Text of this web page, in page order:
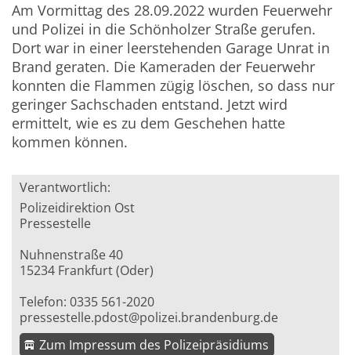
Am Vormittag des 28.09.2022 wurden Feuerwehr
und Polizei in die Schönholzer Straße gerufen.
Dort war in einer leerstehenden Garage Unrat in
Brand geraten. Die Kameraden der Feuerwehr
konnten die Flammen zügig löschen, so dass nur
geringer Sachschaden entstand. Jetzt wird
ermittelt, wie es zu dem Geschehen hatte
kommen können.
Verantwortlich:
Polizeidirektion Ost
Pressestelle
Nuhnenstraße 40
15234 Frankfurt (Oder)
Telefon: 0335 561-2020
pressestelle.pdost@polizei.brandenburg.de
Zum Impressum des Polizeipräsidiums